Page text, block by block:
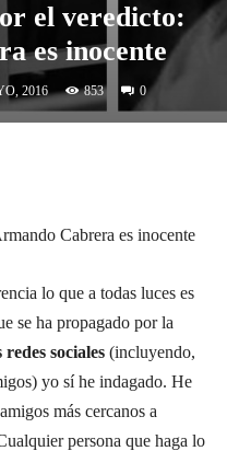
el veredicto:
es inocente
2016 853 0
Cabrera es inocente
lo que a todas luces es
se ha propagado por la
sociales (incluyendo,
yo sí he indagado. He
más cercanos a
persona que haga lo